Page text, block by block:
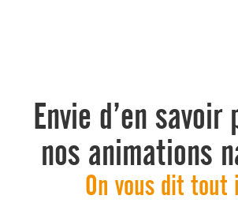
Envie d’en savoir
nos animations
On vous dit tout